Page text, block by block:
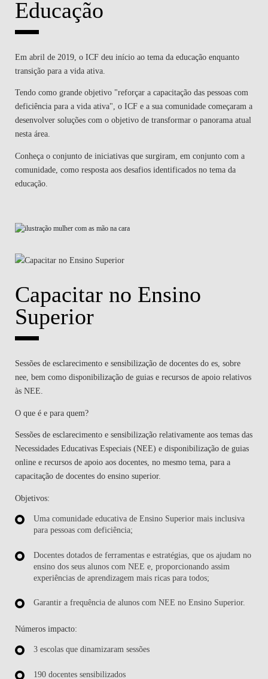
Educação
Em abril de 2019, o ICF deu início ao tema da educação enquanto
transição para a vida ativa.
Tendo como grande objetivo "reforçar a capacitação das pessoas com
deficiência para a vida ativa", o ICF e a sua comunidade começaram a
desenvolver soluções com o objetivo de transformar o panorama atual
nesta área.
Conheça o conjunto de iniciativas que surgiram, em conjunto com a
comunidade, como resposta aos desafios identificados no tema da
educação.
Capacitar no Ensino
Superior
Sessões de esclarecimento e sensibilização de docentes do es, sobre
nee, bem como disponibilização de guias e recursos de apoio relativos
às NEE.
O que é e para quem?
Sessões de esclarecimento e sensibilização relativamente aos temas das
Necessidades Educativas Especiais (NEE) e disponibilização de guias
online e recursos de apoio aos docentes, no mesmo tema, para a
capacitação de docentes do ensino superior.
Objetivos:
Uma comunidade educativa de Ensino Superior mais inclusiva
para pessoas com deficiência;
Docentes dotados de ferramentas e estratégias, que os ajudam no
ensino dos seus alunos com NEE e, proporcionando assim
experiências de aprendizagem mais ricas para todos;
Garantir a frequência de alunos com NEE no Ensino Superior.
Números impacto:
3 escolas que dinamizaram sessões
190 docentes sensibilizados